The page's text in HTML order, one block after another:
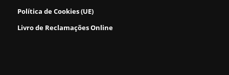
Política de Cookies (UE)
Livro de Reclamações Online